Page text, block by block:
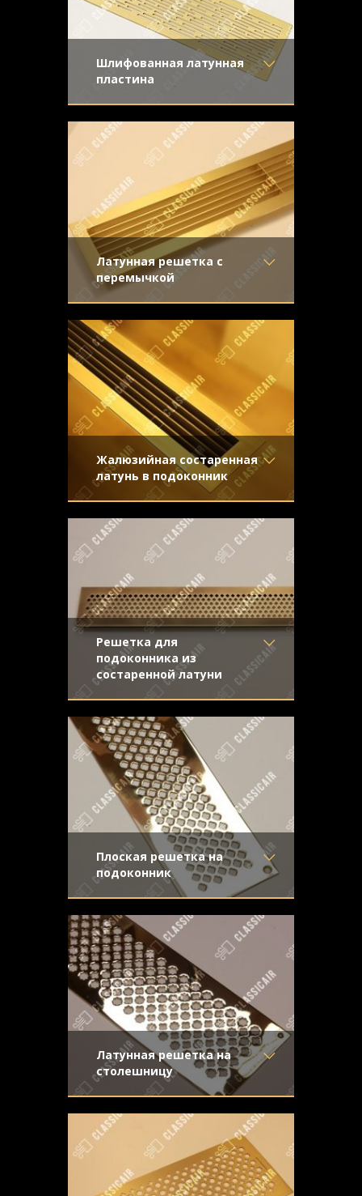
Шлифованная латунная
пластина
Материал- Латунь
Отделка- Шлифованная
латунь
Узор
- Плоская
направленная шлифовка под матовым
лаком. Плоская конструкция,
Латунная решетка с
перемычкой
Материал- Латунь
Отделка- Шлифованная
латунь
Узор-
Конструкция- Жалюзи
особенно эффектно выглядит в
сочетании с темными деревянными
подоконниками
Жалюзийная состаренная
латунь в подоконник
Материал- Латунь
Отделка- Декорирование
под стареную латунь с
направленной риской
Конструкция
- Жалюзи
жалюзи из латуни с легким эффектом
старения
Решетка для
подоконника из
состаренной латуни
Материал- Латунь
Отделка- Старение с
эффектом затёртости
Узор- Крестоцвет
Конструкция- С отбортовкой
решетки достигнута применением
особых технологий старения.
Плоская решетка на
подоконник
Материал- Латунь
Отделка- Полированная
латунь
Узор- Крестоцвет
Конструкция- Плоская
крестоцвет с видимым крепежом
Латунная решетка на
столешницу
Материал- Латунь
Отделка- Полированная
латунь
Узор
- Сетка со звёздами
Конструкция
- Плоская
на конвекционное отверстие